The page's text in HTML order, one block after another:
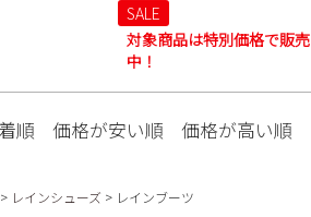
SALE
対象商品は特別価格で販売
中！
順 価格が安い順 価格が高い順
レインシューズ レインブーツ